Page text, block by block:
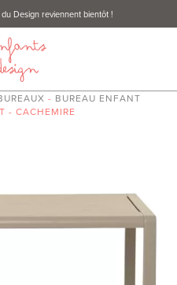
Design reviennent bientôt !
- BUREAU ENFANT
- CACHEMIRE